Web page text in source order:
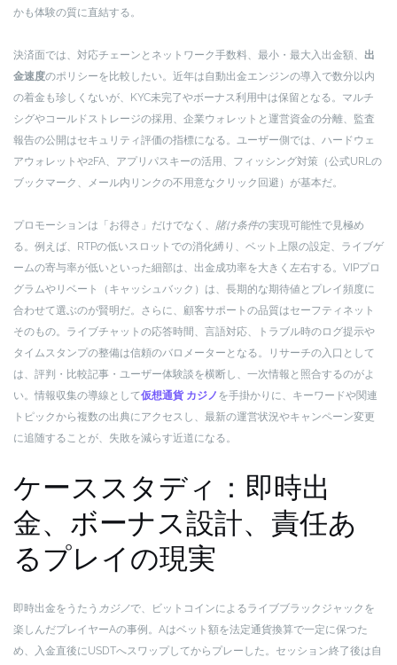
かも体験の質に直結する。
決済面では、対応チェーンとネットワーク手数料、最小・最大入出金額、 出
金速度のポリシーを比較したい。近年は自動出金エンジンの導入で数分以内
の着金も珍しくないが、KYC未完了やボーナス利用中は保留となる。マルチ
シグやコールドストレージの採用、企業ウォレットと運営資金の分離、監査
報告の公開はセキュリティ評価の指標になる。ユーザー側では、ハードウェ
アウォレットや2FA、アプリパスキーの活用、フィッシング対策（公式URLの
ブックマーク、メール内リンクの不用意なクリック回避）が基本だ。
プロモーションは「お得さ」だけでなく、 賭け条件の実現可能性で見極め
る。例えば、RTPの低いスロットでの消化縛り、ベット上限の設定、ライブゲ
ームの寄与率が低いといった細部は、出金成功率を大きく左右する。VIPプロ
グラムやリベート（キャッシュバック）は、長期的な期待値とプレイ頻度に
合わせて選ぶのが賢明だ。さらに、顧客サポートの品質はセーフティネット
そのもの。ライブチャットの応答時間、言語対応、トラブル時のログ提示や
タイムスタンプの整備は信頼のバロメーターとなる。リサーチの入口として
は、評判・比較記事・ユーザー体験談を横断し、一次情報と照合するのがよ
い。情報収集の導線として仮想通貨 カジノ を手掛かりに、キーワードや関連
トピックから複数の出典にアクセスし、最新の運営状況やキャンペーン変更
に追随することが、失敗を減らす近道になる。
ケーススタディ：即時出
金、ボーナス設計、責任あ
るプレイの現実
即時出金をうたう カジノで、ビットコインによるライブブラックジャックを
楽しんだプレイヤーAの事例。Aはベット額を法定通貨換算で一定に保つた
め、入金直後にUSDTへスワップしてからプレーした。セッション終了後は自